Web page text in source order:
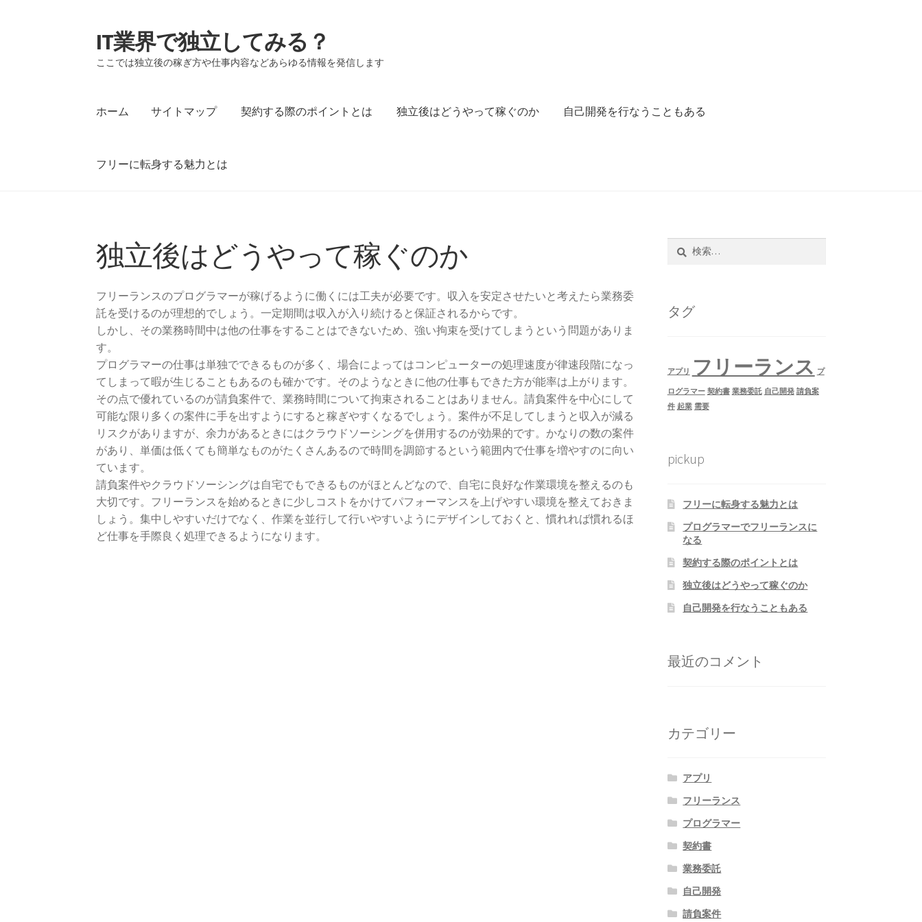
ナ
ビ
ゲ
シ
ス
コ
ン
テ
ツ
ッ
IT業界で独立してみる？
ここでは独立後の稼ぎ方や仕事内容などあらゆる情報を発信します
ホーム サイトマップ 契約する際のポイントとは 独立後はどうやって稼ぐのか 自己開発を行なうこともある
フリーに転身する魅力とは
独立後はどうやって稼ぐのか
フリーランスのプログラマーが稼げるように働くには工夫が必要です。収入を安定させたいと考えたら業務委
託を受けるのが理想的でしょう。一定期間は収入が入り続けると保証されるからです。
しかし、その業務時間中は他の仕事をすることはできないため、強い拘束を受けてしまうという問題がありま
す。
プログラマーの仕事は単独でできるものが多く、場合によってはコンピューターの処理速度が律速段階になっ
てしまって暇が生じることもあるのも確かです。そのようなときに他の仕事もできた方が能率は上がります。
その点で優れているのが請負案件で、業務時間について拘束されることはありません。請負案件を中心にして
可能な限り多くの案件に手を出すようにすると稼ぎやすくなるでしょう。案件が不足してしまうと収入が減る
リスクがありますが、余力があるときにはクラウドソーシングを併用するのが効果的です。かなりの数の案件
があり、単価は低くても簡単なものがたくさんあるので時間を調節するという範囲内で仕事を増やすのに向い
ています。
請負案件やクラウドソーシングは自宅でもできるものがほとんどなので、自宅に良好な作業環境を整えるのも
大切です。フリーランスを始めるときに少しコストをかけてパフォーマンスを上げやすい環境を整えておきま
しょう。集中しやすいだけでなく、作業を並行して行いやすいようにデザインしておくと、慣れれば慣れるほ
ど仕事を手際良く処理できるようになります。
タグ
アプリ フリーランス プ
ログラマー 契約書 業務委託 自己開発 請負案
件 起業 需要
pickup
フリーに転身する魅力とは
プログラマーでフリーランスに
なる
契約する際のポイントとは
独立後はどうやって稼ぐのか
自己開発を行なうこともある
最近のコメント
カテゴリー
アプリ
フリーランス
プログラマー
契約書
業務委託
自己開発
請負案件